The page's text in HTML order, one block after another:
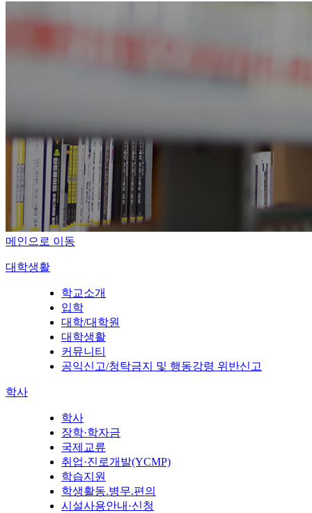
메인으로 이동
대학생활
학교소개
입학
대학/대학원
대학생활
커뮤니티
공익신고/청탁금지 및 행동강령 위반신고
학사
학사
장학·학자금
국제교류
취업·진로개발(YCMP)
학습지원
학생활동.병무.편의
시설사용안내·신청